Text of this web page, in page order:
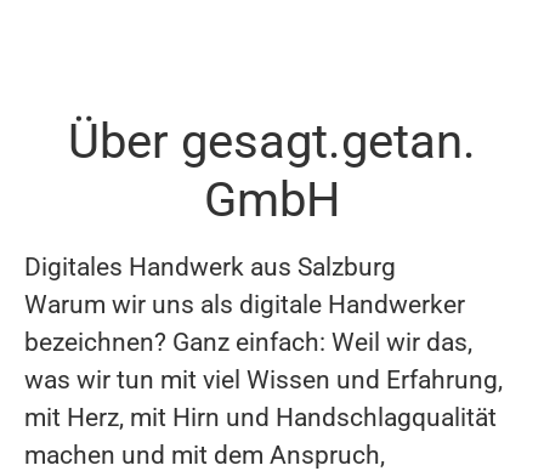
Über gesagt.getan.
GmbH
Digitales Handwerk aus Salzburg
Warum wir uns als digitale Handwerker
bezeichnen? Ganz einfach: Weil wir das,
was wir tun mit viel Wissen und Erfahrung,
mit Herz, mit Hirn und Handschlagqualität
machen und mit dem Anspruch,